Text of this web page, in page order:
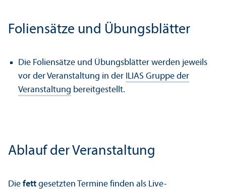
Foliensätze und Übungsblätter
Die Foliensätze und Übungsblätter werden jeweils
vor der Veranstaltung in der ILIAS Gruppe der
Veranstaltung bereitgestellt.
Ablauf der Veranstaltung
Die fett gesetzten Termine finden als Live-